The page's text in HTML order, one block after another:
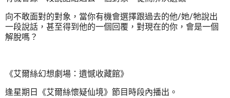
向不敢面對的對象，當你有機會選擇跟過去的他/她/牠說出
一段說話，甚至得到他的一個回覆，對現在的你，會是一個
解脫嗎？
《艾爾絲幻想劇場：遺憾收藏館》
逢星期日《艾爾絲懷疑仙境》節目時段內播出。